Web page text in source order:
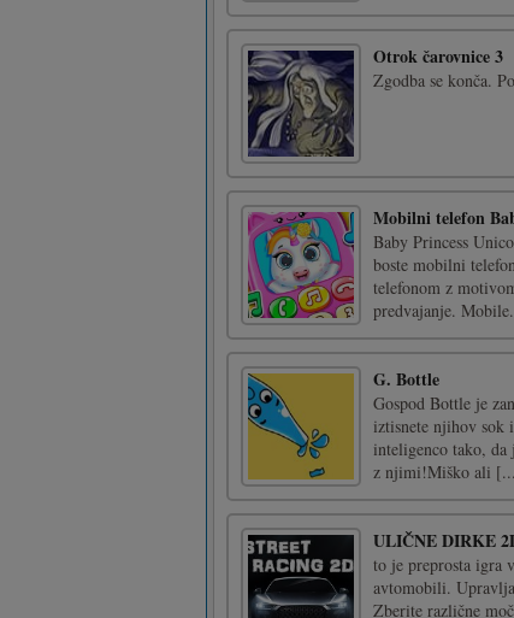
Otrok čarovnice 3
Zgodba se konča.
Mobilni telefon
Baby Princess
boste mobilni
telefonom z
predvajanje.
G. Bottle
Gospod Bottle je
iztisnete njihov sok
inteligenco tako,
z njimi!Miško ali
ULIČNE DIRKE
to je preprosta igra
avtomobili.
Zberite različne